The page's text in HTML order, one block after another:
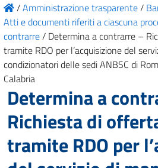
/Amministrazione trasparente/
Atti e documenti riferiti a ciascuna
contrarre/ Determina a contrarre –
tramite RDO per l’acquisizione del
condizionatori delle sedi ANBSC di
Calabria
Determina a
Richiesta di
tramite RDO per